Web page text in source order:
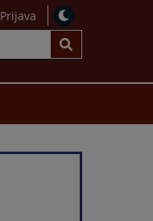
Prijava